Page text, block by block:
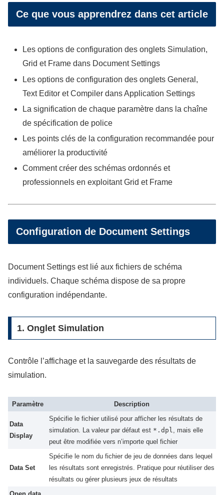
Ce que vous apprendrez dans cet article
Les options de configuration des onglets Simulation,
Grid et Frame dans Document Settings
Les options de configuration des onglets General,
Text Editor et Compiler dans Application Settings
La signification de chaque paramètre dans la chaîne
de spécification de police
Les points clés de la configuration recommandée pour
améliorer la productivité
Comment créer des schémas ordonnés et
professionnels en exploitant Grid et Frame
Configuration de Document Settings
Document Settings est lié aux fichiers de schéma
individuels. Chaque schéma dispose de sa propre
configuration indépendante.
1. Onglet Simulation
Contrôle l’affichage et la sauvegarde des résultats de
simulation.
Paramètre Description
Data
Display
Spécifie le fichier utilisé pour afficher les résultats de
simulation. La valeur par défaut est *.dpl
, mais elle
peut être modifiée vers n’importe quel fichier
Data Set
Spécifie le nom du fichier de jeu de données dans lequel
les résultats sont enregistrés. Pratique pour réutiliser des
résultats ou gérer plusieurs jeux de résultats